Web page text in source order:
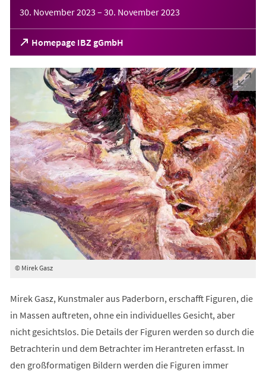
30. November 2023 – 30. November 2023
Homepage IBZ gGmbH
(Öffnet
in
einem
neuen
© Mirek Gasz
Mirek Gasz, Kunstmaler aus Paderborn, erschafft Figuren, die
in Massen auftreten, ohne ein individuelles Gesicht, aber
nicht gesichtslos. Die Details der Figuren werden so durch die
Betrachterin und dem Betrachter im Herantreten erfasst. In
den großformatigen Bildern werden die Figuren immer